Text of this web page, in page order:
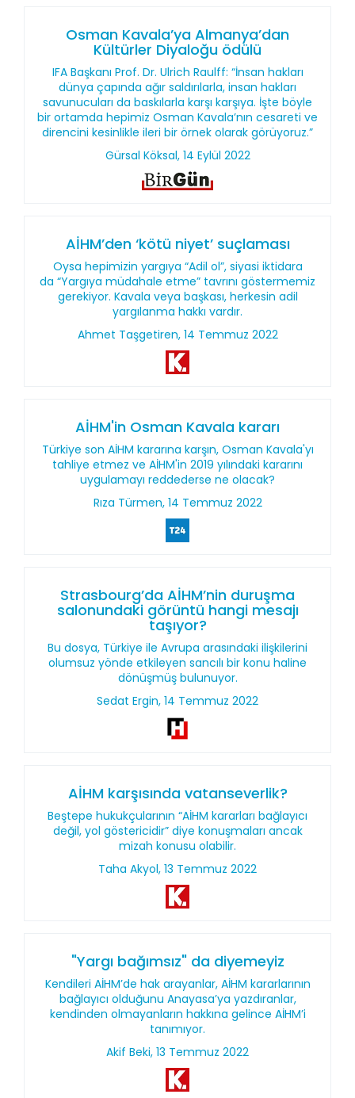
Osman Kavala’ya Almanya’dan
Kültürler Diyaloğu ödülü
IFA Başkanı Prof. Dr. Ulrich Raulff: “İnsan hakları
dünya çapında ağır saldırılarla, insan hakları
savunucuları da baskılarla karşı karşıya. İşte böyle
bir ortamda hepimiz Osman Kavala’nın cesareti ve
direncini kesinlikle ileri bir örnek olarak görüyoruz.”
Gürsal Köksal, 14 Eylül 2022
AİHM’den ‘kötü niyet’ suçlaması
Oysa hepimizin yargıya “Adil ol”, siyasi iktidara
da “Yargıya müdahale etme” tavrını göstermemiz
gerekiyor. Kavala veya başkası, herkesin adil
yargılanma hakkı vardır.
Ahmet Taşgetiren, 14 Temmuz 2022
AİHM'in Osman Kavala kararı
Türkiye son AİHM kararına karşın, Osman Kavala'yı
tahliye etmez ve AİHM'in 2019 yılındaki kararını
uygulamayı reddederse ne olacak?
Rıza Türmen, 14 Temmuz 2022
Strasbourg’da AİHM’nin duruşma
salonundaki görüntü hangi mesajı
taşıyor?
Bu dosya, Türkiye ile Avrupa arasındaki ilişkilerini
olumsuz yönde etkileyen sancılı bir konu haline
dönüşmüş bulunuyor.
Sedat Ergin, 14 Temmuz 2022
AİHM karşısında vatanseverlik?
Beştepe hukukçularının “AİHM kararları bağlayıcı
değil, yol göstericidir” diye konuşmaları ancak
mizah konusu olabilir.
Taha Akyol, 13 Temmuz 2022
"Yargı bağımsız" da diyemeyiz
Kendileri AİHM’de hak arayanlar, AİHM kararlarının
bağlayıcı olduğunu Anayasa’ya yazdıranlar,
kendinden olmayanların hakkına gelince AİHM’i
tanımıyor.
Akif Beki, 13 Temmuz 2022